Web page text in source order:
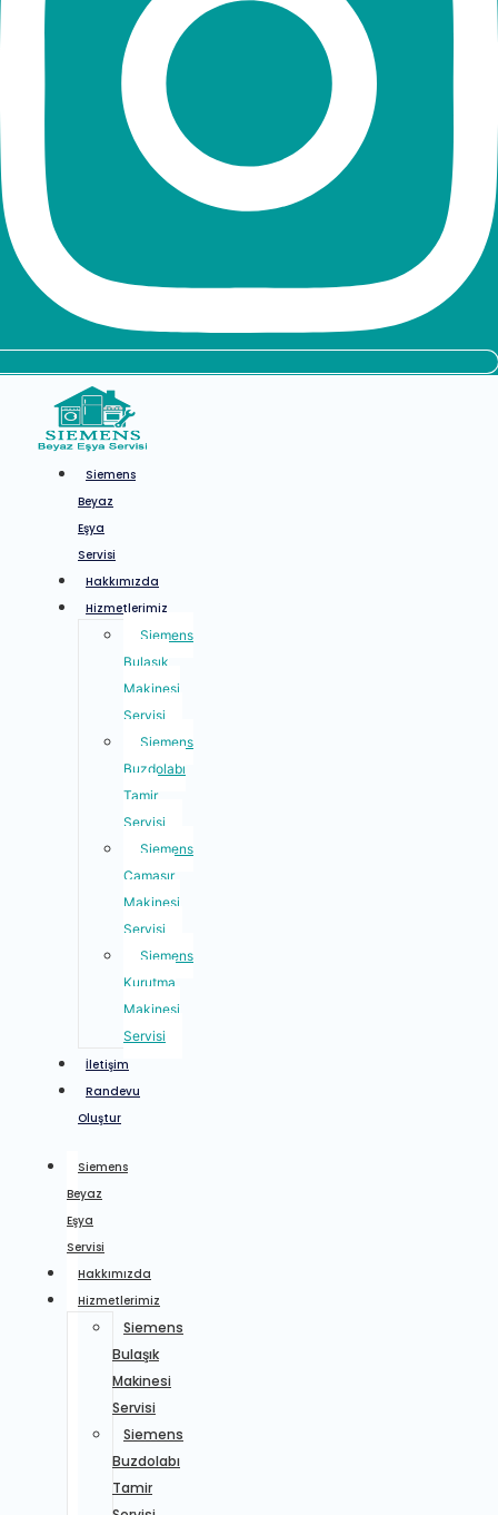
Siemens
Beyaz
Eşya
Servisi
Hakkımızda
Hizmetlerimiz
Siemens
Bulaşık
Makinesi
Servisi
Siemens
Buzdolabı
Tamir
Servisi
Siemens
Çamaşır
Makinesi
Servisi
Siemens
Kurutma
Makinesi
Servisi
İletişim
Randevu
Oluştur
Siemens
Beyaz
Eşya
Servisi
Hakkımızda
Hizmetlerimiz
Siemens
Bulaşık
Makinesi
Servisi
Siemens
Buzdolabı
Tamir